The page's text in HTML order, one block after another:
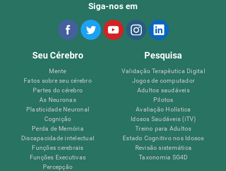
Siga-nos em
Seu Cérebro
Mente
Fatos sobre seu cérebro
Partes do cérebro
As Neuronas
Plasticidade Neuronal
Cognição
Perda de Memória
Discapacidade intelectual
Funções cerebrais
Funções Executivas
Percepção
Pesquisa
Validação Terapêutica Digital
Jogos de computador
Adultos saudáveis
Pilotos
Avaliação Holística
Idosos Saudáveis (iTV)
Treino para Adultos
Estado Cognitivo nos Idosos
Revisão sistemática
Taxonomia SG4D